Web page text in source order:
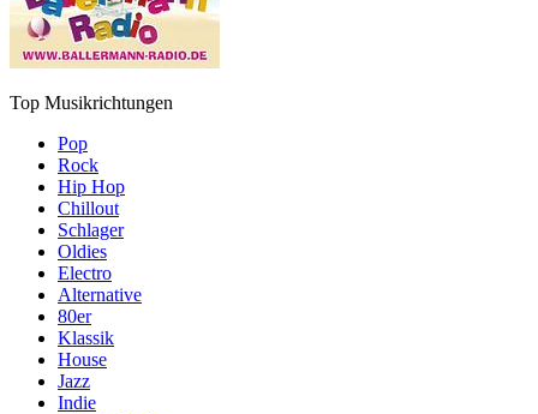
Top Musikrichtungen
Pop
Rock
Hip Hop
Chillout
Schlager
Oldies
Electro
Alternative
80er
Klassik
House
Jazz
Indie